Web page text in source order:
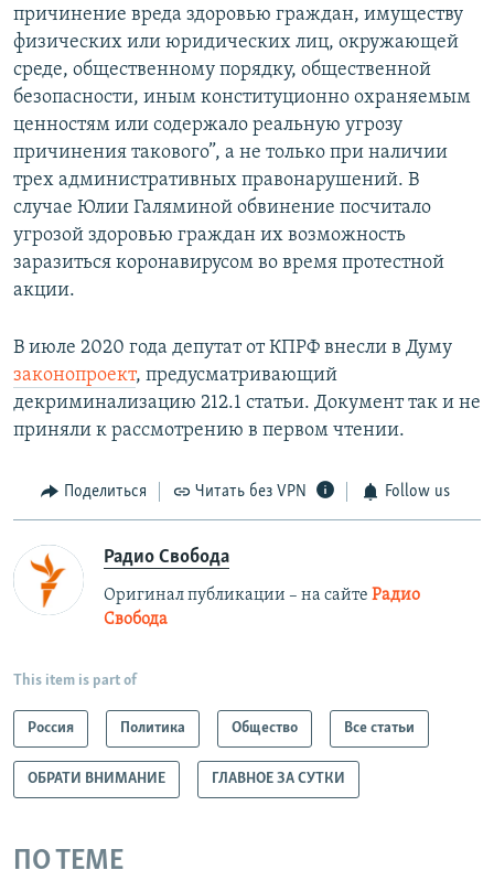
причинение вреда здоровью граждан, имуществу
физических или юридических лиц, окружающей
среде, общественному порядку, общественной
безопасности, иным конституционно охраняемым
ценностям или содержало реальную угрозу
причинения такового”, а не только при наличии
трех административных правонарушений. В
случае Юлии Галяминой обвинение посчитало
угрозой здоровью граждан их возможность
заразиться коронавирусом во время протестной
акции.
В июле 2020 года депутат от КПРФ внесли в Думу
законопроект, предусматривающий
декриминализацию 212.1 статьи. Документ так и не
приняли к рассмотрению в первом чтении.
Поделиться Читать без VPN Follow us
Радио Свобода
Оригинал публикации – на сайте Радио
Свобода
This item is part of
Россия Политика Общество Все статьи
ОБРАТИ ВНИМАНИЕ ГЛАВНОЕ ЗА СУТКИ
ПО ТЕМЕ